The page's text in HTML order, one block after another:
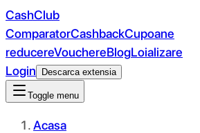
CashClub
ComparatorCashbackCupoane
reducereVouchereBlogLoializare
Login
Descarca extensia
Toggle menu
Acasa